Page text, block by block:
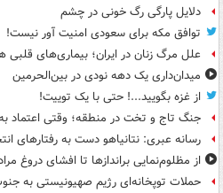
دلایل پارگی رگ خونی در چشم
توافق مکه برای سعودی امنیت آور نیست!
علل مرگ زنان در ایران؛ بیماری‌های
میدان‌داری یک دهه نودی در بین‌الحرمین
از غزه بگویید...! حتی با یک توییت!
جنگ تاج و تخت در منطقه؛ وقتی اعتماد به
رسانه عبری: نتانیاهو دست به رفتارهای
از مظلوم‌نمایی براندازها تا افشای دروغ
حملات توپخانه‌ای رژیم صهیونیستی به